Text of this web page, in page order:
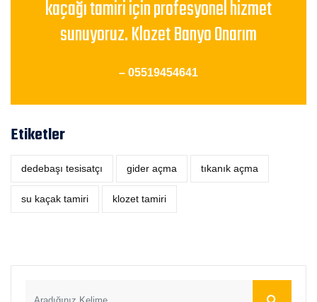
kaçağı tamiri için profesyonel hizmet
sunuyoruz. Klozet Banyo Onarım
– 05519454641
Etiketler
dedebaşı tesisatçı ‎gider açma tıkanık açma
su kaçak tamiri klozet tamiri